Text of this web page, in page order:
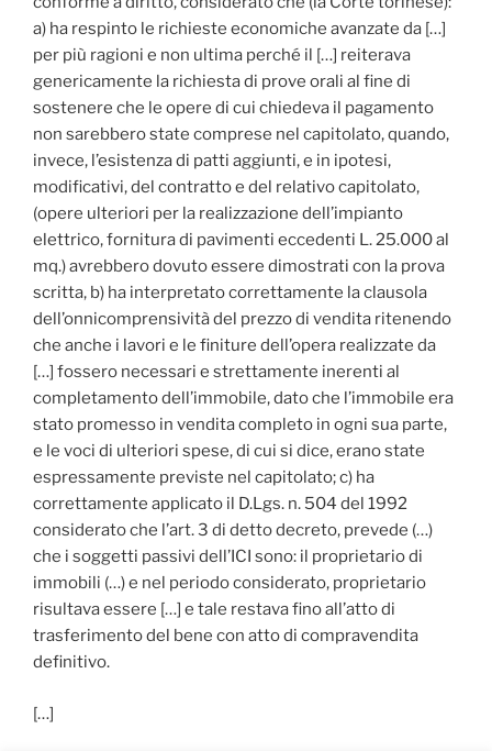
a) ha respinto le richieste economiche avanzate da […]
per più ragioni e non ultima perché il […] reiterava
genericamente la richiesta di prove orali al fine di
sostenere che le opere di cui chiedeva il pagamento
non sarebbero state comprese nel capitolato, quando,
invece, l’esistenza di patti aggiunti, e in ipotesi,
modificativi, del contratto e del relativo capitolato,
(opere ulteriori per la realizzazione dell’impianto
elettrico, fornitura di pavimenti eccedenti L. 25.000 al
mq.) avrebbero dovuto essere dimostrati con la prova
scritta, b) ha interpretato correttamente la clausola
dell’onnicomprensività del prezzo di vendita ritenendo
che anche i lavori e le finiture dell’opera realizzate da
[…] fossero necessari e strettamente inerenti al
completamento dell’immobile, dato che l’immobile era
stato promesso in vendita completo in ogni sua parte,
e le voci di ulteriori spese, di cui si dice, erano state
espressamente previste nel capitolato; c) ha
correttamente applicato il D.Lgs. n. 504 del 1992
considerato che l’art. 3 di detto decreto, prevede (…)
che i soggetti passivi dell’ICI sono: il proprietario di
immobili (…) e nel periodo considerato, proprietario
risultava essere […] e tale restava fino all’atto di
trasferimento del bene con atto di compravendita
definitivo.
[…]